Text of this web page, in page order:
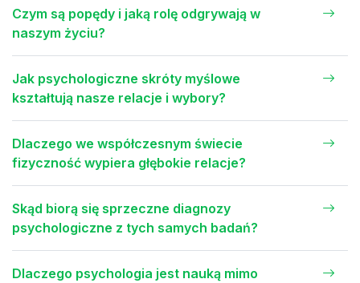
Czym są popędy i jaką rolę odgrywają w
naszym życiu?
Jak psychologiczne skróty myślowe
kształtują nasze relacje i wybory?
Dlaczego we współczesnym świecie
fizyczność wypiera głębokie relacje?
Skąd biorą się sprzeczne diagnozy
psychologiczne z tych samych badań?
Dlaczego psychologia jest nauką mimo